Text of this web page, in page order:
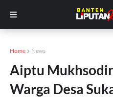
Home News
Aiptu
Warga Desa